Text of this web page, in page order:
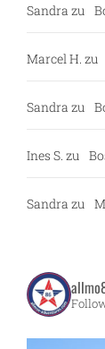
Sandra zu
Marcel H. zu
Sandra zu
Ines S. zu
Sandra zu